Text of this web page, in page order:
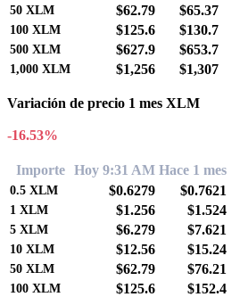
50 XLM $62.79 $65.37
100 XLM $125.6 $130.7
500 XLM $627.9 $653.7
1,000 XLM $1,256 $1,307
Variación de precio 1 mes XLM
-16.53%
Importe Hoy 9:31 AM Hace 1 mes
0.5 XLM $0.6279 $0.7621
1 XLM $1.256 $1.524
5 XLM $6.279 $7.621
10 XLM $12.56 $15.24
50 XLM $62.79 $76.21
100 XLM $125.6 $152.4